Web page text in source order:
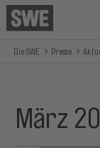
Die SWE Presse
März